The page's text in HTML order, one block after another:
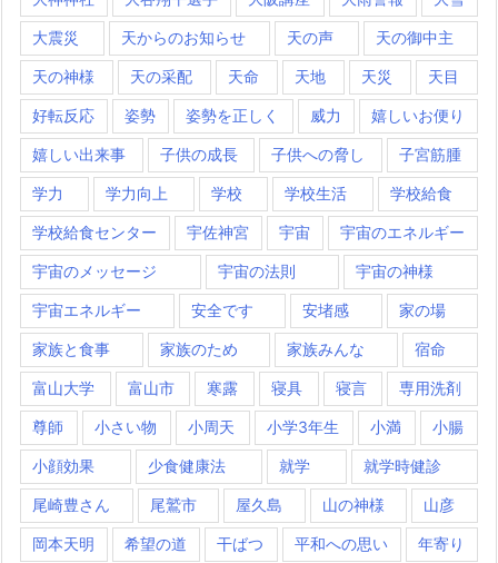
大震災 天からのお知らせ 天の声 天の御中主
天の神様 天の采配 天命 天地 天災 天目
好転反応 姿勢 姿勢を正しく 威力 嬉しいお便り
嬉しい出来事 子供の成長 子供への脅し 子宮筋腫
学力 学力向上 学校 学校生活 学校給食
学校給食センター 宇佐神宮 宇宙 宇宙のエネルギー
宇宙のメッセージ 宇宙の法則 宇宙の神様
宇宙エネルギー 安全です 安堵感 家の場
家族と食事 家族のため 家族みんな 宿命
富山大学 富山市 寒露 寝具 寝言 専用洗剤
尊師 小さい物 小周天 小学3年生 小満 小腸
小顔効果 少食健康法 就学 就学時健診
尾崎豊さん 尾鷲市 屋久島 山の神様 山彦
岡本天明 希望の道 干ばつ 平和への思い 年寄り